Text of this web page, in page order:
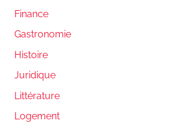
Finance
Gastronomie
Histoire
Juridique
Littérature
Logement